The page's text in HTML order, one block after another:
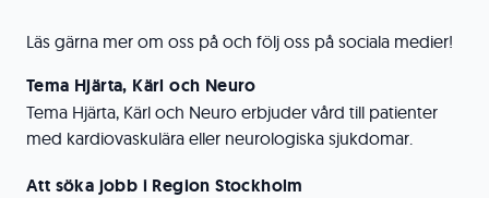
Läs gärna mer om oss på och följ oss på sociala medier!
Tema Hjärta, Kärl och Neuro
Tema Hjärta, Kärl och Neuro erbjuder vård till patienter
med kardiovaskulära eller neurologiska sjukdomar.
Att söka jobb i Region Stockholm